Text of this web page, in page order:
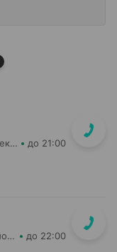
Планета Здоровья КосмоФарма ООО Аптека №17 до 21:00
Минская Фармация РУП Центральная районная аптека №182 до 22:00